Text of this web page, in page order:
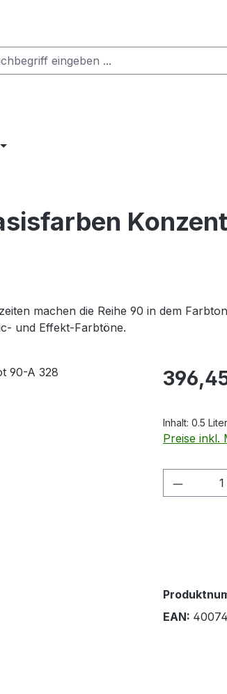
machen die Reihe 90 in dem
und Effekt-Farbtöne.
Regulärer
Inhalt: 0.5 Liter
Preise inkl.
EAN: